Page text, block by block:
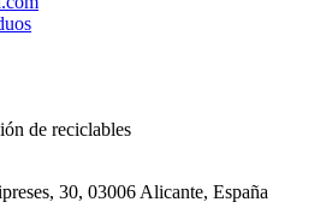
de reciclables
30, 03006 Alicante, España